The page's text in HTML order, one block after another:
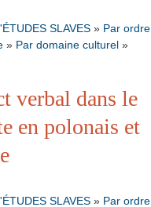
SLAVES » Par ordre
» Par domaine culturel »
verbal dans le
en polonais et
SLAVES » Par ordre